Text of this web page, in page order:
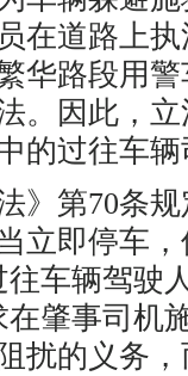
在道路上
华路段用
。因此，
的过往车
第70条规
立即停车
车辆驾驶
肇事司机
扰的义务